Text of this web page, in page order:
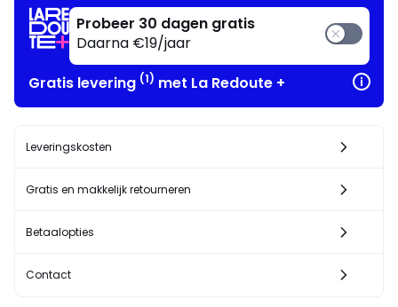
!
Probeer 30 dagen gratis
Daarna €19/jaar
Gratis levering (1) met La Redoute +
Leveringskosten
Gratis en makkelijk retourneren
Betaalopties
Contact